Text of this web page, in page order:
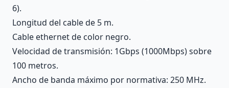
6).
Longitud del cable de 5 m.
Cable ethernet de color negro.
Velocidad de transmisión: 1Gbps (1000Mbps) sobre
100 metros.
Ancho de banda máximo por normativa: 250 MHz.